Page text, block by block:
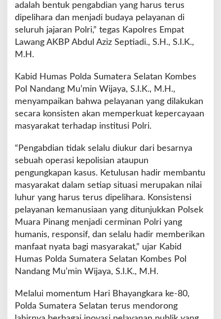
adalah bentuk pengabdian yang harus terus
dipelihara dan menjadi budaya pelayanan di
seluruh jajaran Polri,” tegas Kapolres Empat
Lawang AKBP Abdul Aziz Septiadi., S.H., S.I.K.,
M.H.
Kabid Humas Polda Sumatera Selatan Kombes
Pol Nandang Mu’min Wijaya, S.I.K., M.H.,
menyampaikan bahwa pelayanan yang dilakukan
secara konsisten akan memperkuat kepercayaan
masyarakat terhadap institusi Polri.
“Pengabdian tidak selalu diukur dari besarnya
sebuah operasi kepolisian ataupun
pengungkapan kasus. Ketulusan hadir membantu
masyarakat dalam setiap situasi merupakan nilai
luhur yang harus terus dipelihara. Konsistensi
pelayanan kemanusiaan yang ditunjukkan Polsek
Muara Pinang menjadi cerminan Polri yang
humanis, responsif, dan selalu hadir memberikan
manfaat nyata bagi masyarakat,” ujar Kabid
Humas Polda Sumatera Selatan Kombes Pol
Nandang Mu’min Wijaya, S.I.K., M.H.
Melalui momentum Hari Bhayangkara ke-80,
Polda Sumatera Selatan terus mendorong